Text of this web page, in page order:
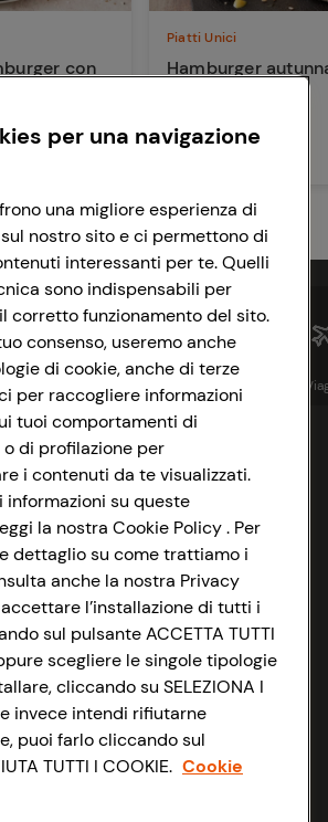
con
Piatti Unici
Hamburger
50 min Facile
Sapori& Istituzionale
BOLOGNA
Imprese
per una navigazione
una migliore esperienza di
nostro sito e ci permettono di
interessanti per te. Quelli
sono indispensabili per
corretto funzionamento del sito.
consenso, useremo anche
di cookie, anche di terze
per raccogliere informazioni
tuoi comportamenti di
o di profilazione per
i contenuti da te visualizzati.
informazioni su queste
la nostra Cookie Policy . Per
dettaglio su come trattiamo i
anche la nostra Privacy
accettare l’installazione di tutti i
sul pulsante ACCETTA TUTTI
scegliere le singole tipologie
cliccando su SELEZIONA I
invece intendi rifiutarne
puoi farlo cliccando sul
TUTTI I COOKIE. Cookie